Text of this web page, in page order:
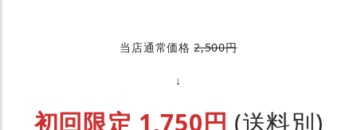
当店通常価格2,500円
↓
初回限定 1,750円 (送料別)